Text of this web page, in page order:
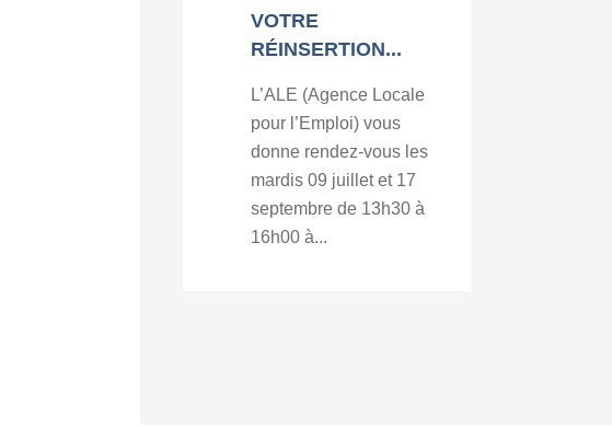
VOTRE
RÉINSERTION...
L’ALE (Agence Locale
pour l’Emploi) vous
donne rendez-vous les
mardis 09 juillet et 17
septembre de 13h30 à
16h00 à...